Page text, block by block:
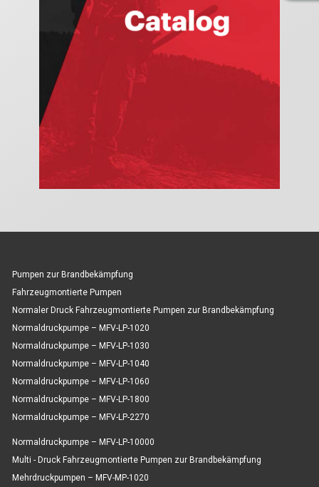
Pumpen zur Brandbekämpfung
Fahrzeugmontierte Pumpen
Normaler Druck Fahrzeugmontierte Pumpen zur Brandbekämpfung
Normaldruckpumpe – MFV-LP-1020
Normaldruckpumpe – MFV-LP-1030
Normaldruckpumpe – MFV-LP-1040
Normaldruckpumpe – MFV-LP-1060
Normaldruckpumpe – MFV-LP-1800
Normaldruckpumpe – MFV-LP-2270
Normaldruckpumpe – MFV-LP-10000
Multi - Druck Fahrzeugmontierte Pumpen zur Brandbekämpfung
Mehrdruckpumpen – MFV-MP-1020